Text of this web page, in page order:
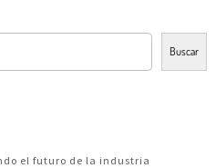
Buscar
el futuro de la industria